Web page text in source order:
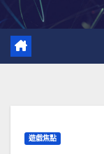
遊戲焦點